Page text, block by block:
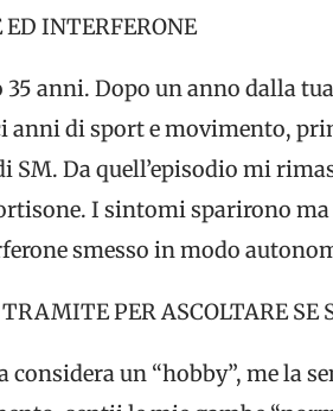
INTERFERONE
35 anni. Dopo un anno dalla
anni di sport e movimento,
Da quell’episodio mi
I sintomi sparirono
smesso in modo
PER ASCOLTARE SE
considera un “hobby”, me la